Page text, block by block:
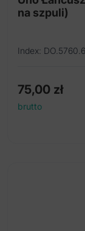
na szpuli)
Index:
75,00 zł
brutto